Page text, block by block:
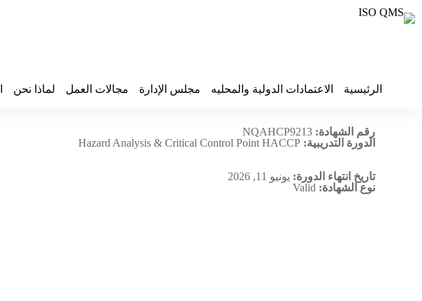
الرئيسية الاعتمادات الدولية والمحليه مجلس الإدارة مجالات العمل لماذا نحن
رقم الشهادة:NQAHCP9213
الدورة التدريبية:Hazard Analysis & Critical Control Point HACCP
تاريخ انتهاء الدورة: يونيو 11, 2026
نوع الشهادة: Valid